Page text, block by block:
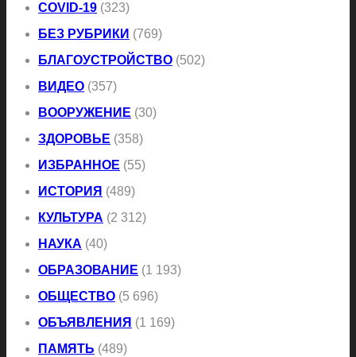
COVID-19 (323)
БЕЗ РУБРИКИ (769)
БЛАГОУСТРОЙСТВО (502)
ВИДЕО (357)
ВООРУЖЕНИЕ (30)
ЗДОРОВЬЕ (358)
ИЗБРАННОЕ (55)
ИСТОРИЯ (489)
КУЛЬТУРА (2 312)
НАУКА (40)
ОБРАЗОВАНИЕ (1 193)
ОБЩЕСТВО (5 696)
ОБЪЯВЛЕНИЯ (1 169)
ПАМЯТЬ (489)